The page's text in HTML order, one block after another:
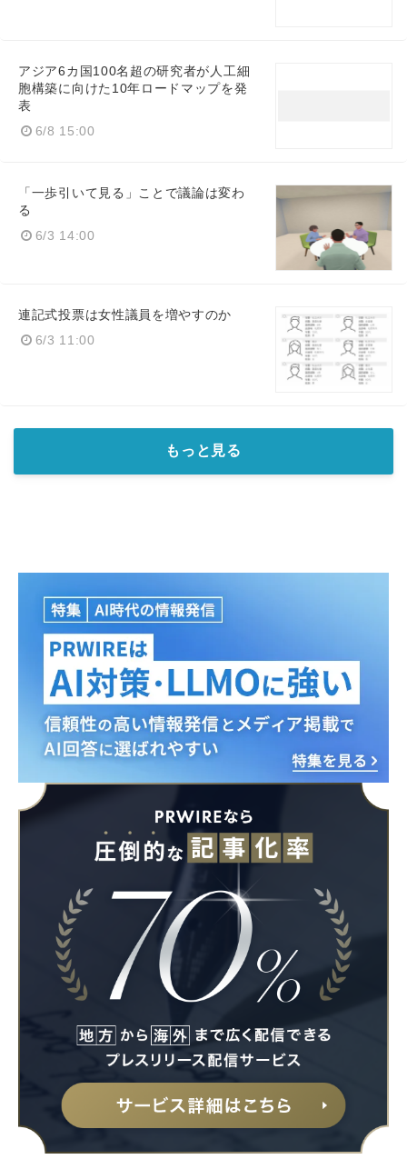
アジア6カ国100名超の研究者が人工細
胞構築に向けた10年ロードマップを発
表
6/8 15:00
「一歩引いて見る」ことで議論は変わ
る
6/3 14:00
連記式投票は女性議員を増やすのか
6/3 11:00
もっと見る